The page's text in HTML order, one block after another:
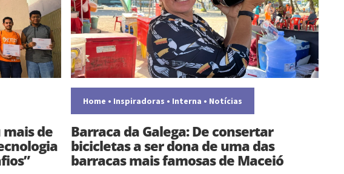
de
Home • Inspiradoras • Interna • Notícias
Barraca da Galega: De consertar
bicicletas a ser dona de uma das
barracas mais famosas de Maceió